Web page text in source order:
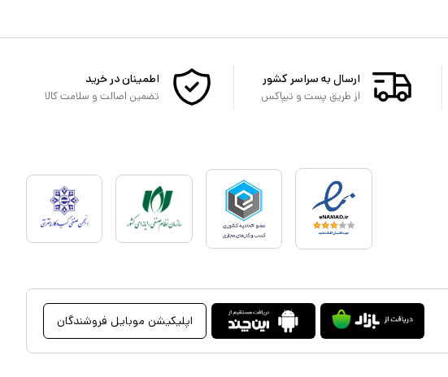
ارسال به سراسر کشور
از طریق پست و تیپاکس
اطمینان در خرید
تضمین اصالت و سلامت کالا
اپلیکیشن موبایل فروشندگان